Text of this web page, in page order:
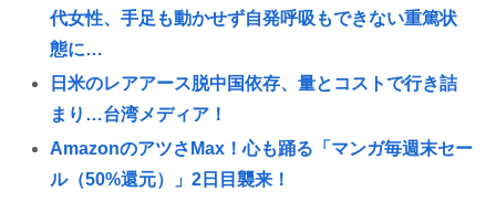
代女性、手足も動かせず自発呼吸もできない重篤状
態に…
日米のレアアース脱中国依存、量とコストで行き詰
まり…台湾メディア！
AmazonのアツさMax！心も踊る「マンガ毎週末セー
ル（50%還元）」2日目襲来！